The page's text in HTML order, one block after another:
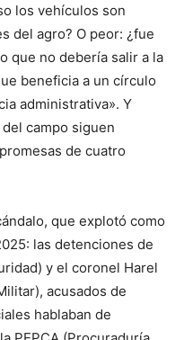
los vehículos son
del agro? O peor: ¿fue
que no debería salir a la
beneficia a un círculo
administrativa». Y
campo siguen
de cuatro
que explotó como
las detenciones de
y el coronel Harel
acusados de
hablaban de